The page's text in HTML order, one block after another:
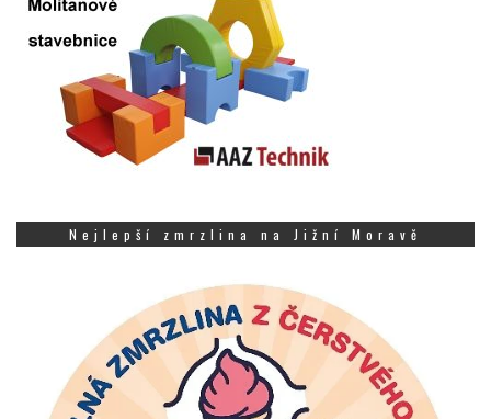
Nejlepší zmrzlina na Jižní Moravě